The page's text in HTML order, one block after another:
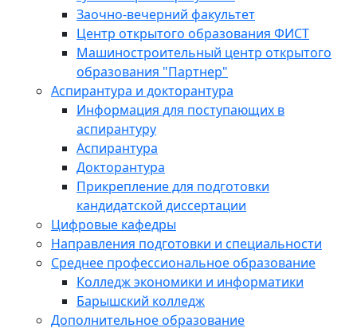
Заочно-вечерний факультет
Центр открытого образования ФИСТ
Машиностроительный центр открытого
образования "Партнер"
Аспирантура и докторантура
Информация для поступающих в
аспирантуру
Аспирантура
Докторантура
Прикрепление для подготовки
кандидатской диссертации
Цифровые кафедры
Направления подготовки и специальности
Среднее профессиональное образование
Колледж экономики и информатики
Барышский колледж
Дополнительное образование